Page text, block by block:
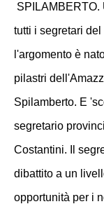
SPILAMBERTO.
tutti i segretari
l'argomento è
pilastri
Spilamberto. E
segretario
Costantini. Il
dibattito a un
opportunità per i